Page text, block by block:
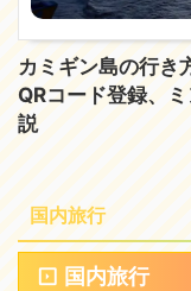
カミギン島の行き
QRコード登録、
説
国内旅行
国内旅行